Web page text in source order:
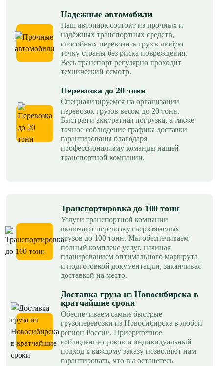
Надежные автомобили
Наш автопарк состоит из прочных и
надёжных транспортных средств,
способных перевозить груз в любую
точку страны без риска повреждения.
Весь транспорт регулярно проходит
технический осмотр.
Перевозка до 20 тонн
Специализируемся на организации
перевозок грузов весом до 20 тонн.
Быстрая и аккуратная погрузка, а также
точное соблюдение графика доставки
гарантированы благодаря
профессионализму команды нашей
транспортной компании.
Транспортировка до 100 тонн
Услуги транспортной компании
включают перевозку сверхтяжелых
грузов до 100 тонн. Мы обеспечиваем
полный комплекс услуг, начиная
планированием оптимального маршрута
и подготовкой документации, заканчивая
доставкой на место.
Доставка груза из Новосибирска в
кратчайшие сроки
Обеспечиваем самые быстрые
грузоперевозки из Новосибирска в любой
регион России. Приоритетное
соблюдение сроков и индивидуальный
подход к каждому заказу позволяют нам
гарантировать, что вы останетесь